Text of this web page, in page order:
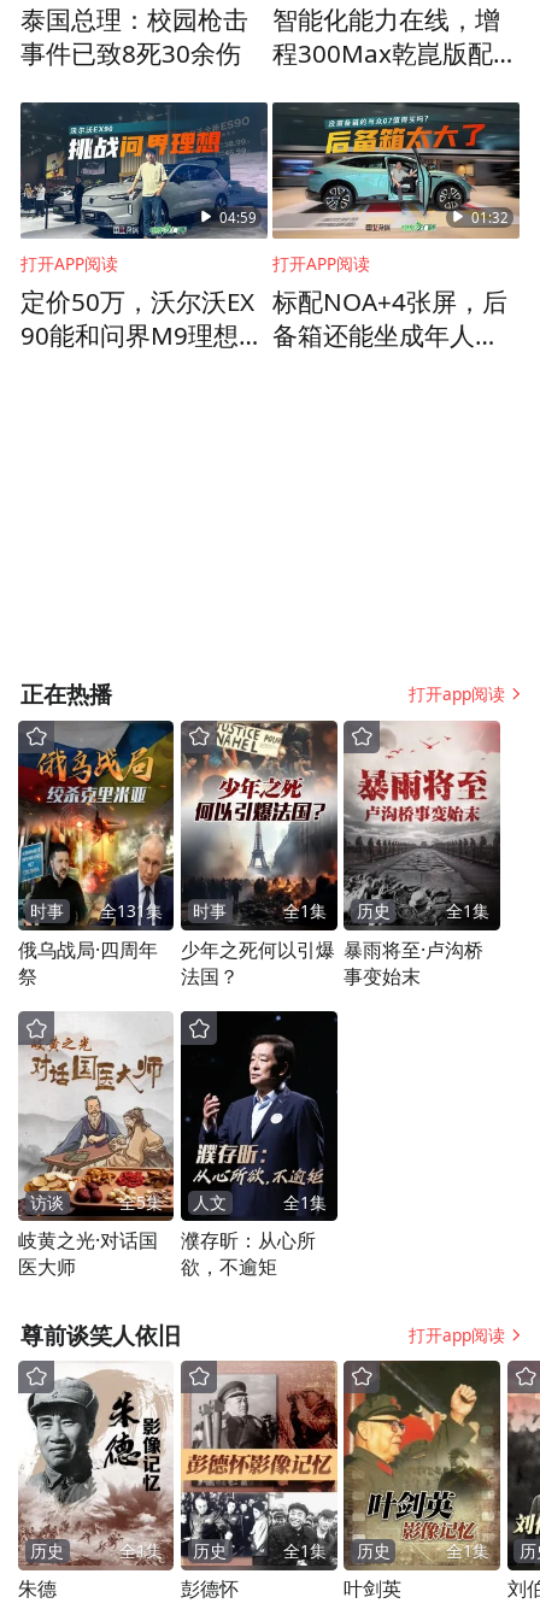
泰国总理：校园枪击
事件已致8死30余伤
智能化能力在线，增
程300Max乾崑版配置
么样？
04:59
打开APP阅读
定价50万，沃尔沃EX
90能和问界M9理想L9
01:32
打开APP阅读
标配NOA+4张屏，后
备箱还能坐成年人！
正在热播 打开app阅读
时事 全131集
俄乌战局·四周年
祭
时事 全1集
少年之死何以引爆
法国？
历史 全1集
暴雨将至·卢沟桥
事变始末
访谈 全5集
岐黄之光·对话国
医大师
人文 全1集
濮存昕：从心所
欲，不逾矩
尊前谈笑人依旧 打开app阅读
历史 全1集
朱德
历史 全1集
彭德怀
历史 全1集
叶剑英 刘